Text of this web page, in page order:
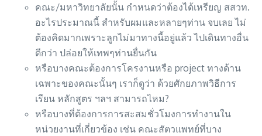
คณะ/มหาวิทยาลัยนั้น กำหนดว่าต้องได้เหรียญ สสวท.
อะไรประมาณนี้ สำหรับผมและหลายๆท่าน จบเลย ไม่
ต้องคิดมากเพราะลูกไม่มาทางนี้อยู่แล้ว ไปเดินทางอื่น
ดีกว่า ปล่อยให้เทพๆท่านยื่นกัน
หรือบางคณะต้องการโครงานหรือ project ทางด้าน
เฉพาะของคณะนั้นๆ เราก็ดูว่า ด้วยศักยภาพวิธีการ
เรียน หลักสูตร ฯลฯ สามารถไหม?
หรือบางที่ต้องการการสะสมชั่วโมงการทำงานใน
หน่วยงานที่เกี่ยวข้อง เช่น คณะสัตวแพทย์ที่บาง